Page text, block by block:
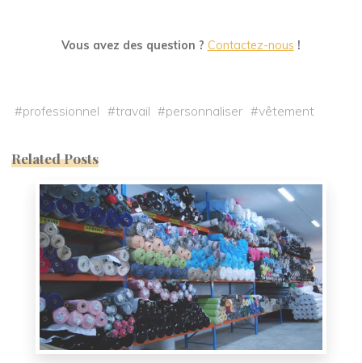
Vous avez des question ? Contactez-nous !
#professionnel #travail #personnaliser #vêtement
Related Posts